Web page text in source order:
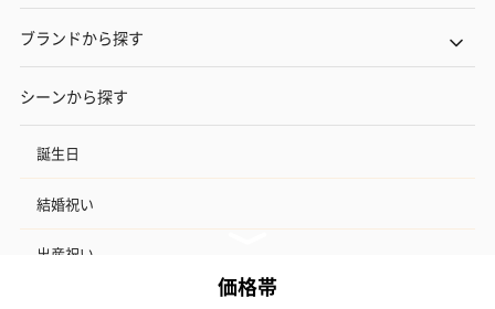
ブランドから探す
シーンから探す
誕生日
結婚祝い
出産祝い